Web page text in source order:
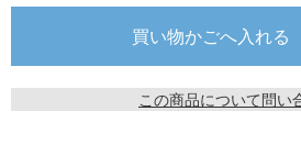
この商品について問い